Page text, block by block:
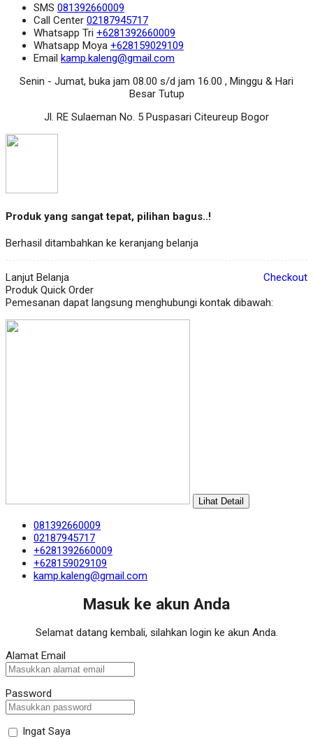
SMS 081392660009
Call Center 02187945717
Whatsapp Tri +6281392660009
Whatsapp Moya +628159029109
Email kamp.kaleng@gmail.com
Senin - Jumat, buka jam 08.00 s/d jam 16.00 , Minggu & Hari
Besar Tutup
Jl. RE Sulaeman No. 5 Puspasari Citeureup Bogor
Produk yang sangat tepat, pilihan bagus..!
Berhasil ditambahkan ke keranjang belanja
Lanjut Belanja
Checkout
Produk Quick Order
Pemesanan dapat langsung menghubungi kontak dibawah:
Lihat Detail
081392660009
02187945717
+6281392660009
+628159029109
kamp.kaleng@gmail.com
Masuk ke akun Anda
Selamat datang kembali, silahkan login ke akun Anda.
Alamat Email
Password
Ingat Saya